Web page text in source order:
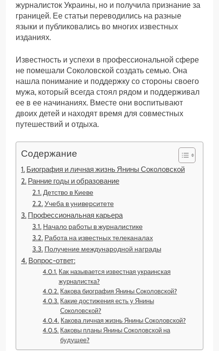
журналисток Украины, но и получила признание за
границей. Ее статьи переводились на разные
языки и публиковались во многих известных
изданиях.
Известность и успехи в профессиональной сфере
не помешали Соколовской создать семью. Она
нашла понимание и поддержку со стороны своего
мужа, который всегда стоял рядом и поддерживал
ее в ее начинаниях. Вместе они воспитывают
двоих детей и находят время для совместных
путешествий и отдыха.
Содержание
Биография и личная жизнь Янины Соколовской
Ранние годы и образование
Детство в Киеве
Учеба в университете
Профессиональная карьера
Начало работы в журналистике
Работа на известных телеканалах
Получение международной награды
Вопрос-ответ:
Как называется известная украинская
журналистка?
Какова биография Янины Соколовской?
Какие достижения есть у Янины
Соколовской?
Какова личная жизнь Янины Соколовской?
Каковы планы Янины Соколовской на
будущее?